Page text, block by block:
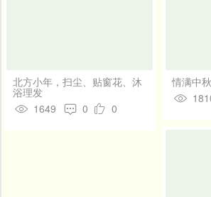
登
录
北方小年，扫尘、贴窗花、沐
浴理发
1649
0 0
情满中秋